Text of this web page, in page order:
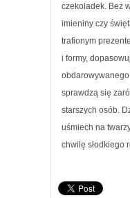
czekoladek. Bez
imieniny czy
trafionym
i formy,
sprawdzą się
starszych osób.
uśmiech na
chwilę słodkiego